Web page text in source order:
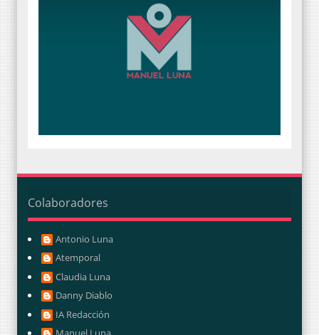
Colaboradores
Antonio Luna
Atemporal
Claudia Luna
Danny Diablo
IA Redacción